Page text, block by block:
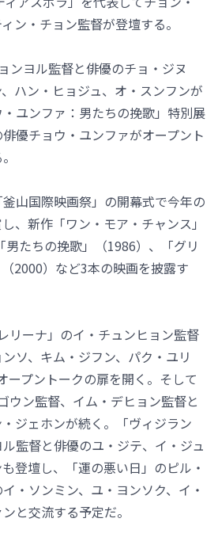
ン・チョン監督が登壇する。
ンヨル監督と俳優のチョ・ジヌ
ハン・ヒョジュ、オ・スンフンが
ユンファ：男たちの挽歌」特別展
優チョウ・ユンファがオープント
山国際映画祭」の開幕式で今年の
、新作「ワン・モア・チャンス」
男たちの挽歌」（1986）、「グリ
2000）など3本の映画を披露す
リーナ」のイ・チュンヒョン監督
ソ、キム・ジフン、パク・ユリ
ープントークの扉を開く。そして
ウン監督、イム・デヒョン監督と
ジェホンが続く。「ヴィジラン
監督と俳優のユ・ジテ、イ・ジュ
登壇し、「運の悪い日」のピル・
・ソンミン、ユ・ヨンソク、イ・
と交流する予定だ。